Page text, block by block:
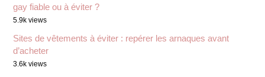
gay fiable ou à éviter ?
5.9k views
Sites de vêtements à éviter : repérer les arnaques avant
d’acheter
3.6k views